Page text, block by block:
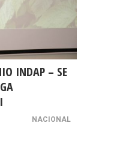
INDAP – SE
NACIONAL